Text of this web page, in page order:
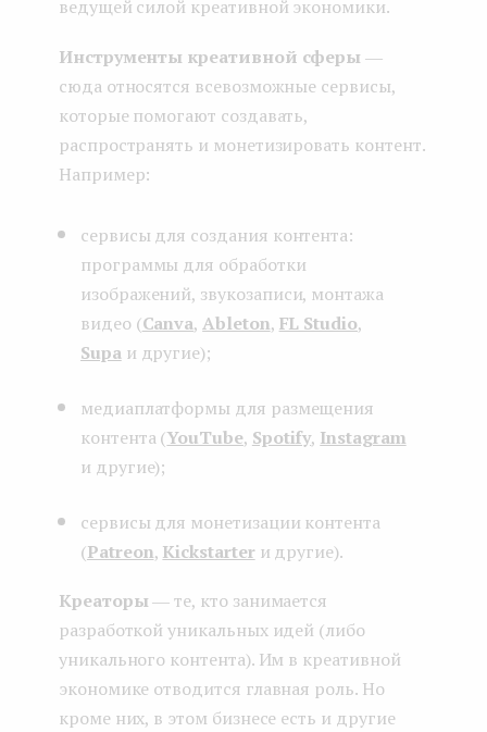
ведущей силой креативной экономики.
Инструменты креативной сферы ―
сюда относятся всевозможные сервисы,
которые помогают создавать,
распространять и монетизировать контент.
Например:
сервисы для создания контента:
программы для обработки
изображений, звукозаписи, монтажа
видео (Canva,Ableton, FL Studio,
Supaи другие);
медиаплатформы для размещения
контента (YouTube, Spotify, Instagram
и другие);
сервисы для монетизации контента
(Patreon, Kickstarterи другие).
Креаторы― те, кто занимается
разработкой уникальных идей (либо
уникального контента). Им в креативной
экономике отводится главная роль. Но
кроме них, в этом бизнесе есть и другие